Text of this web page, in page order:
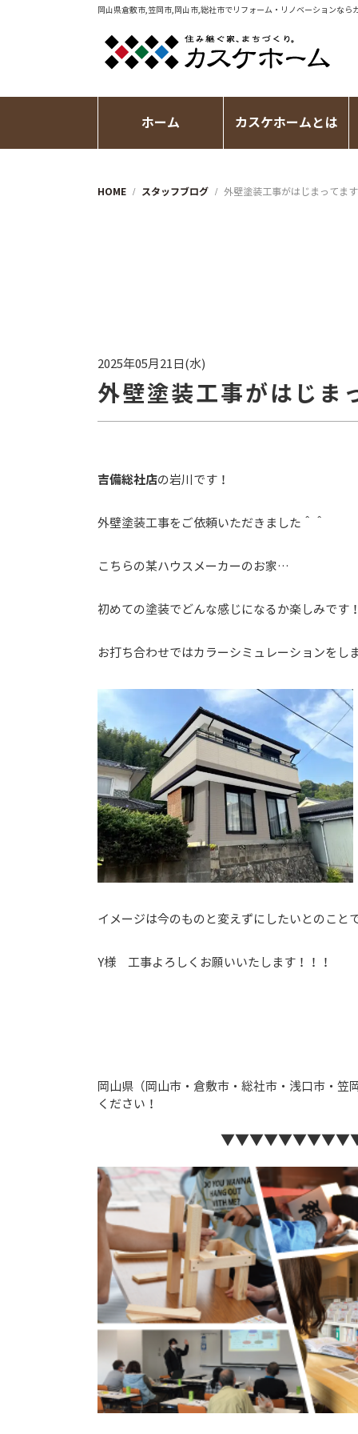
岡山県倉敷市,笠岡市,岡山市,総社市でリフォーム・リノベーションなら
ホーム カスケホームとは
HOME スタッフブログ 外壁塗装工事がはじまってま
2025年05月21日(水)
外壁塗装工事がはじま
吉備総社店の岩川です！
外壁塗装工事をご依頼いただきました＾＾
こちらの某ハウスメーカーのお家…
初めての塗装でどんな感じになるか楽しみです
お打ち合わせではカラーシミュレーションをし
イメージは今のものと変えずにしたいとのこと
Y様 工事よろしくお願いいたします！！！
岡山県（岡山市・倉敷市・総社市・浅口市・
ください！